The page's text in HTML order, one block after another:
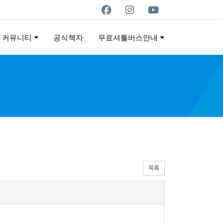
커뮤니티 공식책자 무료셔틀버스안내
목록